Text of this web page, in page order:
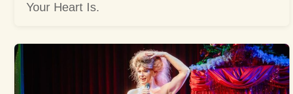
Your Heart Is.